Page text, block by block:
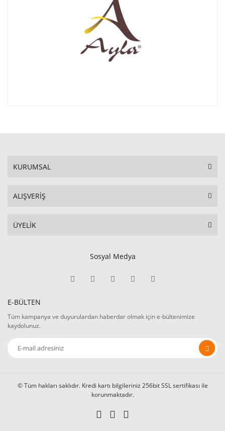
KURUMSAL
ALIŞVERİŞ
ÜYELİK
Sosyal Medya
E-BÜLTEN
Tüm kampanya ve duyurulardan haberdar olmak için e-bültenimize
kaydolunuz.
© Tüm hakları saklıdır. Kredi kartı bilgileriniz 256bit SSL sertifikası ile
korunmaktadır.